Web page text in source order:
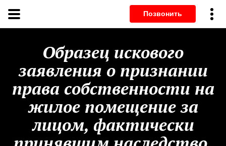
Образец искового
заявления о признании
права собственности на
жилое помещение за
лицом, фактически